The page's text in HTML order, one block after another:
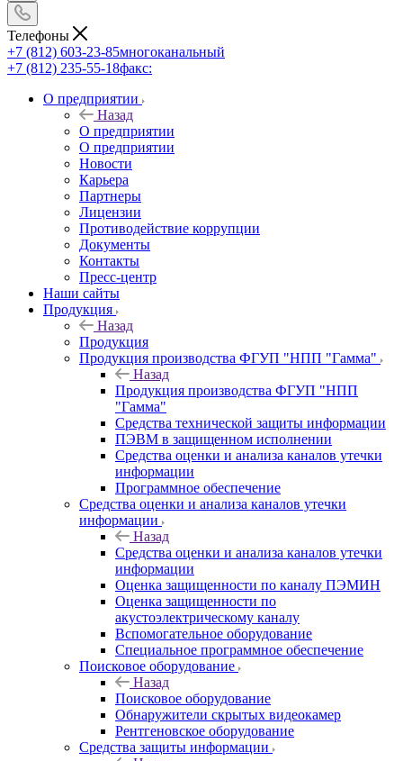
Телефоны
+7 (812) 603-23-85многоканальный
+7 (812) 235-55-18факс:
О предприятии
Назад
О предприятии
О предприятии
Новости
Карьера
Партнеры
Лицензии
Противодействие коррупции
Документы
Контакты
Пресс-центр
Наши сайты
Продукция
Назад
Продукция
Продукция производства ФГУП "НПП "Гамма"
Назад
Продукция производства ФГУП "НПП
"Гамма"
Средства технической защиты информации
ПЭВМ в защищенном исполнении
Средства оценки и анализа каналов утечки
информации
Программное обеспечение
Средства оценки и анализа каналов утечки
информации
Назад
Средства оценки и анализа каналов утечки
информации
Оценка защищенности по каналу ПЭМИН
Оценка защищенности по
акустоэлектрическому каналу
Вспомогательное оборудование
Специальное программное обеспечение
Поисковое оборудование
Назад
Поисковое оборудование
Обнаружители скрытых видеокамер
Рентгеновское оборудование
Средства защиты информации